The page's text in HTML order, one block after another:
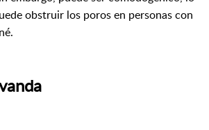
obstruir los poros en personas con